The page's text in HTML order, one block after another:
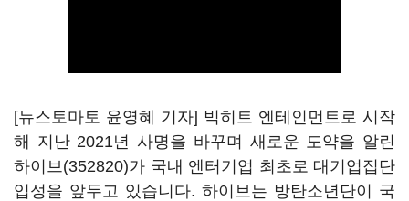
[뉴스토마토 윤영혜 기자] 빅히트 엔테인먼트로 시작
해 지난 2021년 사명을 바꾸며 새로운 도약을 알린
하이브(352820)가 국내 엔터기업 최초로 대기업집단
입성을 앞두고 있습니다. 하이브는 방탄소년단이 국